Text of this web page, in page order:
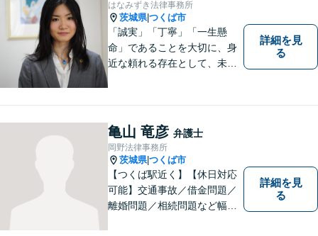
はなみずき法律事務所
茨城県|つくば市
「誠実」「丁寧」「一生懸
命」であることを大切に、身
近な頼れる存在として、未来
詳細を見
る
亀山 竜彦 弁護士
岡野法律事務所
茨城県|つくば市
【つくば駅近く】【休日対応
可能】交通事故／借金問題／
離婚問題／相続問題など幅広
詳細を見
る